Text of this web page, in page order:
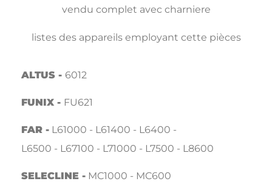
vendu complet avec charniere
listes des appareils employant cette pièces
ALTUS - 6012
FUNIX - FU621
FAR - L61000 - L61400 - L6400 -
L6500 - L67100 - L71000 - L7500 - L8600
SELECLINE - MC1000 - MC600